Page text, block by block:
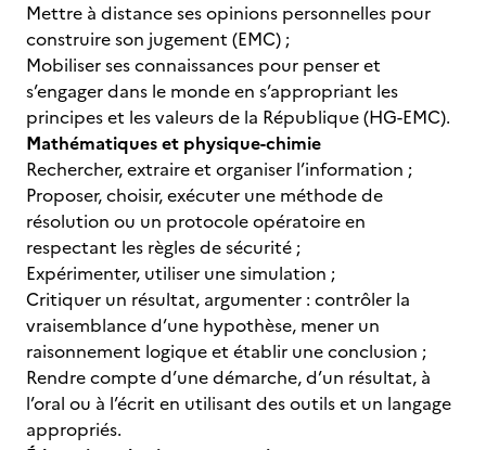
Mettre à distance ses opinions personnelles pour
construire son jugement (EMC) ;
Mobiliser ses connaissances pour penser et
s’engager dans le monde en s’appropriant les
principes et les valeurs de la République (HG-EMC).
Mathématiques et physique-chimie
Rechercher, extraire et organiser l’information ;
Proposer, choisir, exécuter une méthode de
résolution ou un protocole opératoire en
respectant les règles de sécurité ;
Expérimenter, utiliser une simulation ;
Critiquer un résultat, argumenter : contrôler la
vraisemblance d’une hypothèse, mener un
raisonnement logique et établir une conclusion ;
Rendre compte d’une démarche, d’un résultat, à
l’oral ou à l’écrit en utilisant des outils et un langage
appropriés.